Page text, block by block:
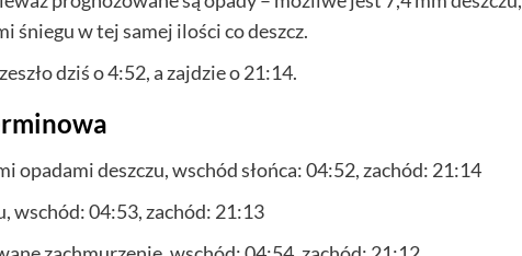
śniegu w tej samej ilości co deszcz.
dziś o 4:52, a zajdzie o 21:14.
opadami deszczu, wschód słońca: 04:52, zachód: 21:14
wschód: 04:53, zachód: 21:13